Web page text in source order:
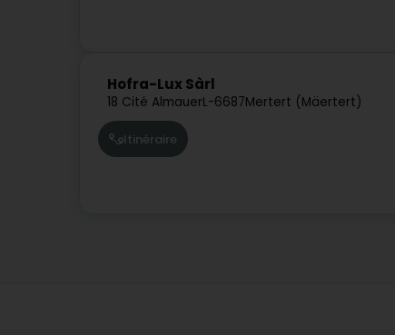
Hofra-Lux Sàrl
18 Cité AlmauerL-6687Mertert (Mäertert)
Itinéraire